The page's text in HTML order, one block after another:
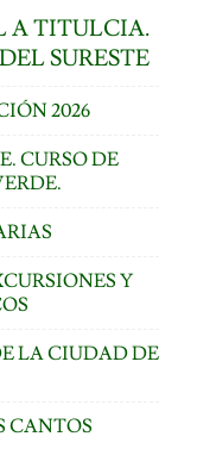
A TITULCIA.
SURESTE
2026
CURSO DE
Y
LA CIUDAD DE
CANTOS